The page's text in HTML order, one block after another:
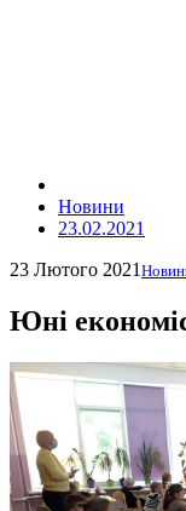
Новини
23.02.2021
23 Лютого 2021
Юні